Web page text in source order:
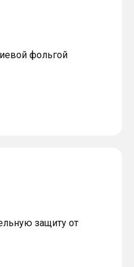
фольгой
защиту от